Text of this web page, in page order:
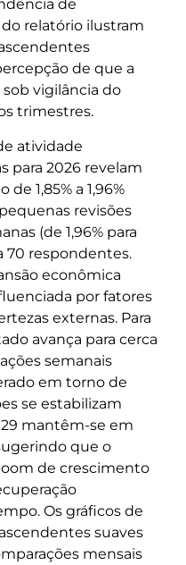
de
do relatório ilustram
de que a
vigilância do
trimestres.
atividade
para 2026 revelam
1,85% a 1,96%
revisões
(de 1,96% para
70 respondentes.
econômica
por fatores
externas. Para
avança para cerca
semanais
em torno de
se estabilizam
mantêm-se em
que o
de crescimento
Os gráficos de
suaves
mensais